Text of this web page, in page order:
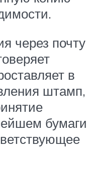
через почту
в
штамп,
бумаги